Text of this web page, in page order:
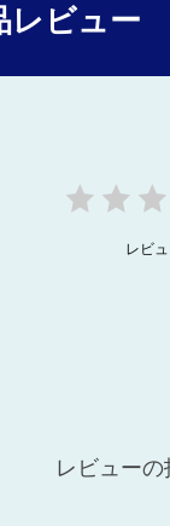
レビュー
レビ
レビュー